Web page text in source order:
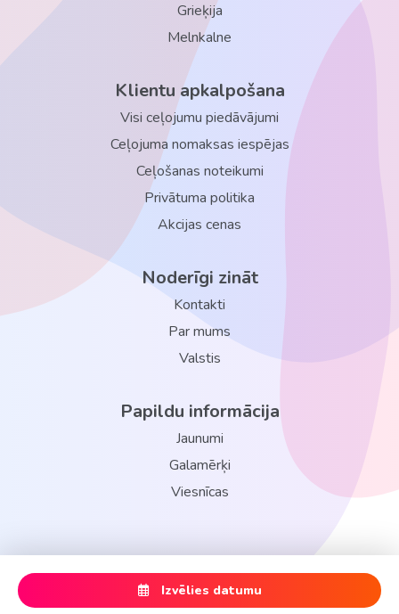
Izvēlies datumu
Grieķija
Melnkalne
Klientu apkalpošana
Visi ceļojumu piedāvājumi
Ceļojuma nomaksas iespējas
Ceļošanas noteikumi
Privātuma politika
Akcijas cenas
Noderīgi zināt
Kontakti
Par mums
Valstis
Papildu informācija
Jaunumi
Galamērķi
Viesnīcas